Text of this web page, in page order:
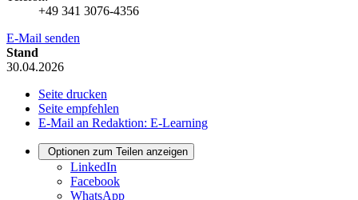
+49 341 3076-4356
E-Mail senden
Stand
30.04.2026
Seite drucken
Seite empfehlen
E-Mail an Redaktion: E-Learning
Optionen zum Teilen anzeigen
LinkedIn
Facebook
WhatsApp